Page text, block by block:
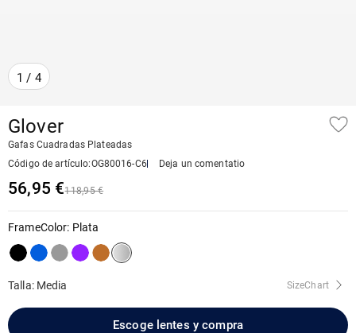
1 / 4
Glover
Gafas Cuadradas Plateadas
Código de artículo:OG80016-C6 Deja un comentatio
56,95 €118,95 €
FrameColor: Plata
Talla: Media SizeChart
Escoge lentes y compra